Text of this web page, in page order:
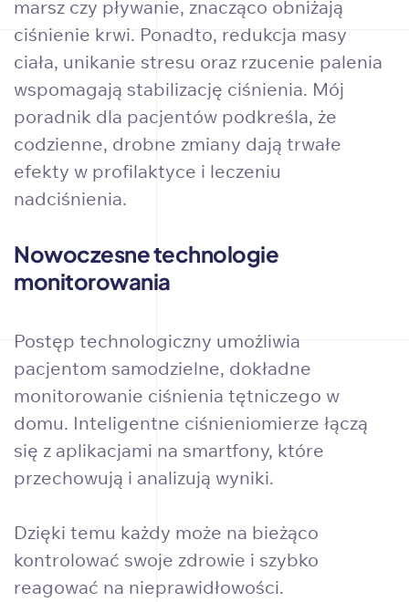
marsz czy pływanie, znacząco obniżają
ciśnienie krwi. Ponadto, redukcja masy
ciała, unikanie stresu oraz rzucenie palenia
wspomagają stabilizację ciśnienia. Mój
poradnik dla pacjentów podkreśla, że
codzienne, drobne zmiany dają trwałe
efekty w profilaktyce i leczeniu
nadciśnienia.
Nowoczesne technologie
monitorowania
Postęp technologiczny umożliwia
pacjentom samodzielne, dokładne
monitorowanie ciśnienia tętniczego w
domu. Inteligentne ciśnieniomierze łączą
się z aplikacjami na smartfony, które
przechowują i analizują wyniki.
Dzięki temu każdy może na bieżąco
kontrolować swoje zdrowie i szybko
reagować na nieprawidłowości.